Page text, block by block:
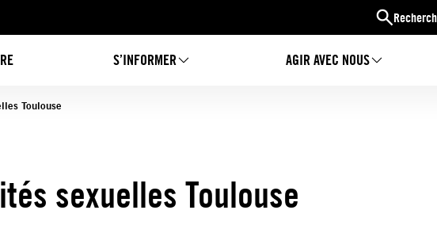
S’INFORMER AGIR AVEC NOUS
Toulouse
sexuelles Toulouse